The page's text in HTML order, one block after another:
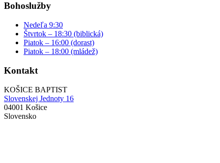
Bohoslužby
Nedeľa 9:30
Štvrtok – 18:30 (biblická)
Piatok – 16:00 (dorast)
Piatok – 18:00 (mládež)
Kontakt
KOŠICE BAPTIST
Slovenskej Jednoty 16
04001 Košice
Slovensko